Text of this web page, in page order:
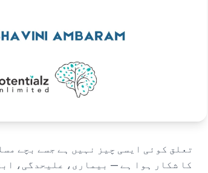
تعلق کوئی ایسی چیز نہیں ہے جسے بچے
کا شکار ہوا ہے — بیماری، علیحدگی،